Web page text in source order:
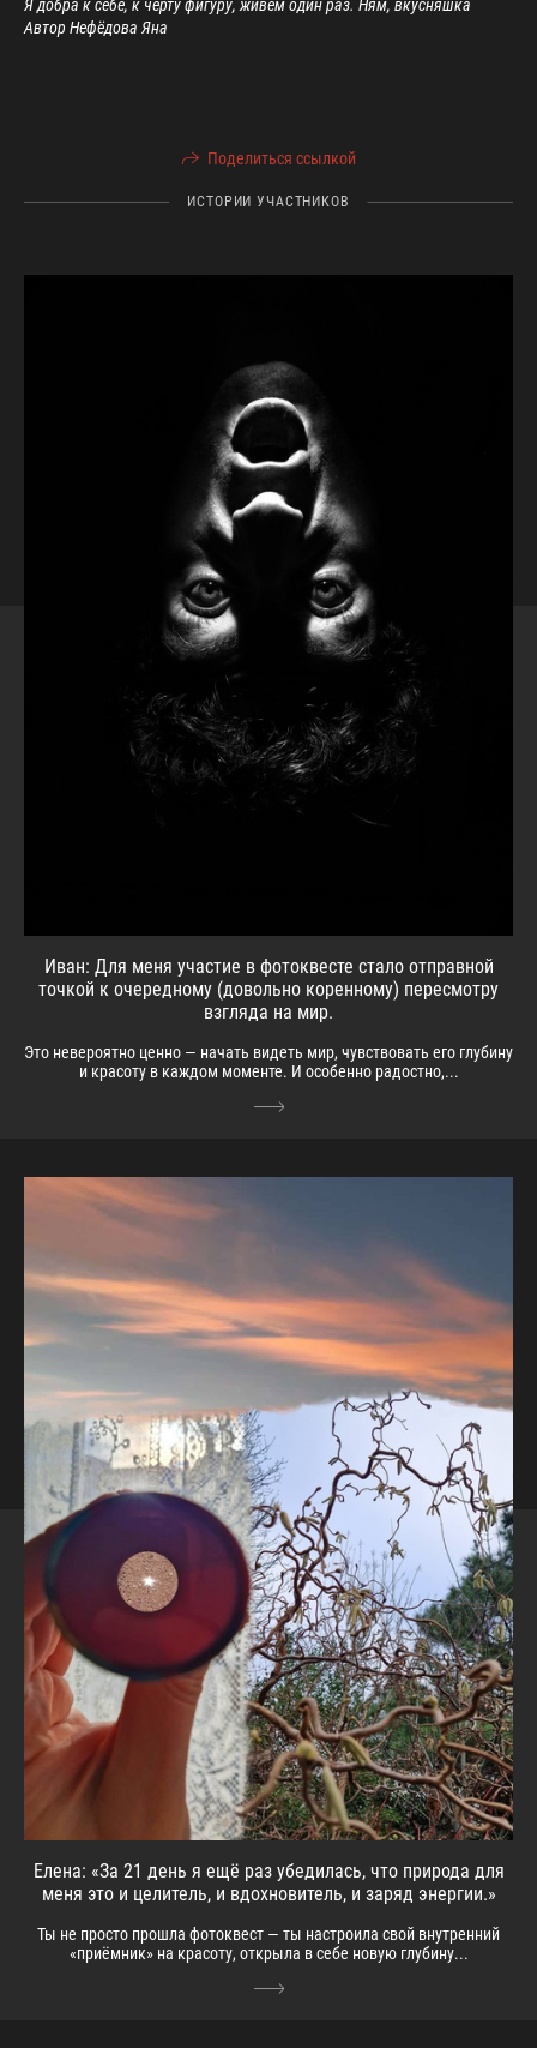
Я добра к себе, к черту фигуру, живём один раз. Ням, вкусняшка
Автор Нефёдова Яна
Поделиться ссылкой
ИСТОРИИ УЧАСТНИКОВ
Иван: Для меня участие в фотоквесте стало отправной
точкой к очередному (довольно коренному) пересмотру
взгляда на мир.
Это невероятно ценно — начать видеть мир, чувствовать его глубину
и красоту в каждом моменте. И особенно радостно,...
Елена: «За 21 день я ещё раз убедилась, что природа для
меня это и целитель, и вдохновитель, и заряд энергии.»
Ты не просто прошла фотоквест — ты настроила свой внутренний
«приёмник» на красоту, открыла в себе новую глубину...